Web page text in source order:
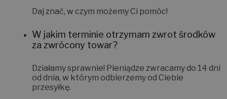
Daj znać, w czym możemy Ci pomóc!
W jakim terminie otrzymam zwrot środków
za zwrócony towar?
Działamy sprawnie! Pieniądze zwracamy do 14 dni
od dnia, w którym odbierzemy od Ciebie
przesyłkę.